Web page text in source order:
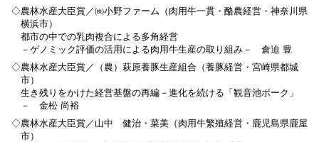
◇農林水産大臣賞／㈱小野ファーム（肉用牛一貫・酪農経営・神奈川県
横浜市）
都市の中での乳肉複合による多角経営
－ゲノミック評価の活用による肉用牛生産の取り組み－ 倉迫 豊
◇農林水産大臣賞／（農）萩原養豚生産組合（養豚経営・宮崎県都城
市）
生き残りをかけた経営基盤の再編－進化を続ける「観音池ポーク」
－ 金松 尚裕
◇農林水産大臣賞／山中 健治・菜美（肉用牛繁殖経営・鹿児島県鹿屋
市）